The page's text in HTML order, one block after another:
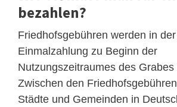
bezahlen?
Friedhofsgebühren werden in
Einmalzahlung zu Beginn der
Nutzungszeitraumes des Grabes
Zwischen den
Städte und Gemeinden in